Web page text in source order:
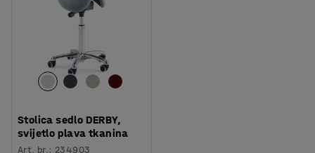
Stolica sedlo DERBY,
svijetlo plava tkanina
Art. br.: 234903